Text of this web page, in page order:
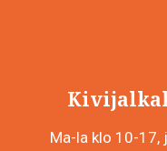
Ma-la klo 10-17,